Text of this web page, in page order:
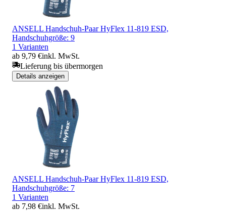
ANSELL Handschuh-Paar HyFlex 11-819 ESD,
Handschuhgröße: 9
1 Varianten
ab 9,79 €inkl. MwSt.
Lieferung bis übermorgen
Details anzeigen
ANSELL Handschuh-Paar HyFlex 11-819 ESD,
Handschuhgröße: 7
1 Varianten
ab 7,98 €inkl. MwSt.